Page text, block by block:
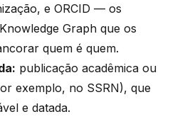
e ORCID — os
Graph que os
quem é quem.
publicação acadêmica ou
exemplo, no SSRN), que
e datada.